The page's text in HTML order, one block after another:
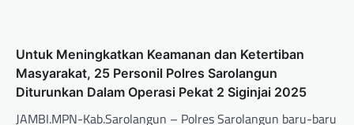
Untuk Meningkatkan Keamanan dan Ketertiban
Masyarakat, 25 Personil Polres Sarolangun
Diturunkan Dalam Operasi Pekat 2 Siginjai 2025
JAMBI.MPN-Kab.Sarolangun – Polres Sarolangun baru-baru